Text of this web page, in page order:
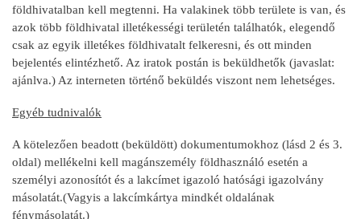
földhivatalban kell megtenni. Ha valakinek több területe is van, és
azok több földhivatal illetékességi területén találhatók, elegendő
csak az egyik illetékes földhivatalt felkeresni, és ott minden
bejelentés elintézhető. Az iratok postán is beküldhetők (javaslat:
ajánlva.) Az interneten történő beküldés viszont nem lehetséges.
Egyéb tudnivalók
A kötelezően beadott (beküldött) dokumentumokhoz (lásd 2 és 3.
oldal) mellékelni kell magánszemély földhasználó esetén a
személyi azonosítót és a lakcímet igazoló hatósági igazolvány
másolatát.(Vagyis a lakcímkártya mindkét oldalának
fénymásolatát.)